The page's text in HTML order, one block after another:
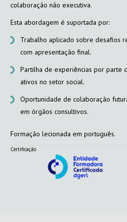
colaboração não executiva.
Esta abordagem é suportada por:
Trabalho aplicado sobre desafios
com apresentação final.
Partilha de experiências por parte
ativos no setor social.
Oportunidade de colaboração
em órgãos consultivos.
Formação lecionada em português.
Certificação